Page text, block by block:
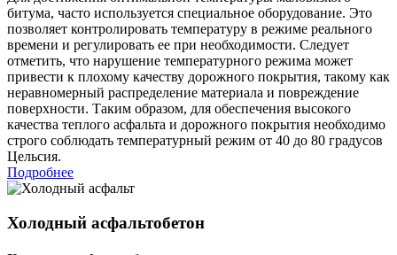
битума, часто используется специальное оборудование. Это
позволяет контролировать температуру в режиме реального
времени и регулировать ее при необходимости. Следует
отметить, что нарушение температурного режима может
привести к плохому качеству дорожного покрытия, такому как
неравномерный распределение материала и повреждение
поверхности. Таким образом, для обеспечения высокого
качества теплого асфальта и дорожного покрытия необходимо
строго соблюдать температурный режим от 40 до 80 градусов
Цельсия.
Подробнее
Холодный асфальтобетон